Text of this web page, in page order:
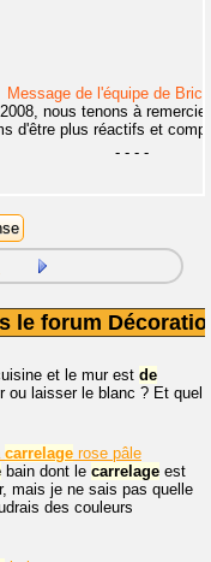
Message de l'équipe de
nous tenons à
d'être plus réactifs et
- - - -
le forum
et le mur est de
ou laisser le blanc ? Et quel
carrelage rose pâle
bain dont le carrelage est
mais je ne sais pas quelle
des couleurs